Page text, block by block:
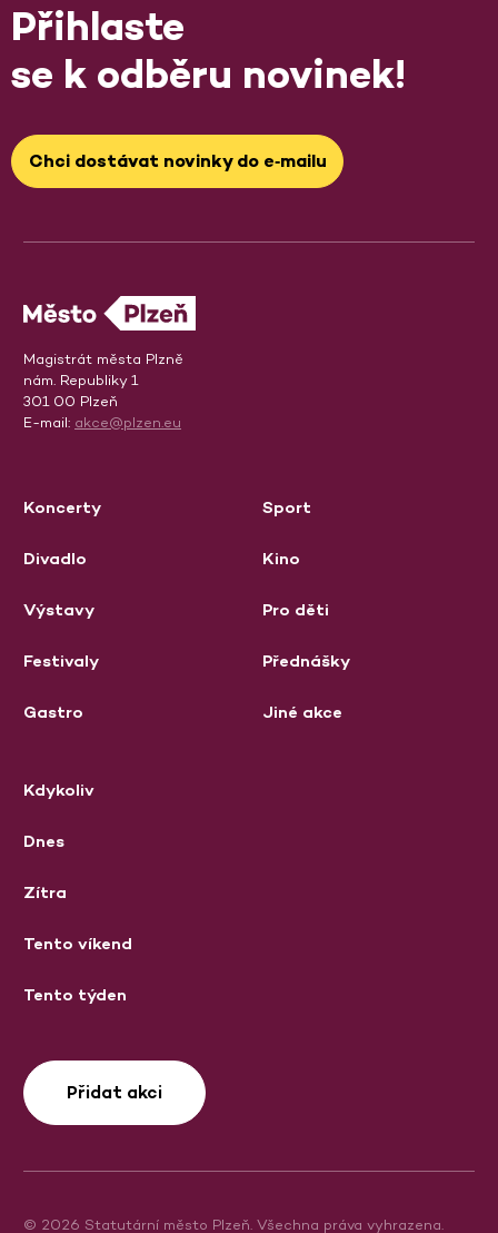
Přihlaste
se k odběru novinek!
Chci dostávat novinky do e‑mailu
Magistrát města Plzně
nám. Republiky 1
301 00 Plzeň
E-mail: akce@plzen.eu
Koncerty
Divadlo
Výstavy
Festivaly
Gastro
Sport
Kino
Pro děti
Přednášky
Jiné akce
Kdykoliv
Dnes
Zítra
Tento víkend
Tento týden
Přidat akci
© 2026 Statutární město Plzeň. Všechna práva vyhrazena.